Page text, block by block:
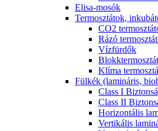
Elisa-mosók
Termosztátok,
CO2
Rázó
Vízfürdők
Klíma
Fülkék (lamináris,
Class I
Class II
Horizontális
Vertikális